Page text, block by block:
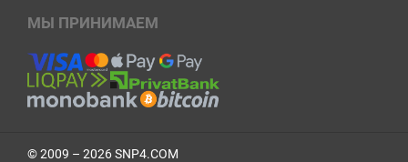
МЫ ПРИНИМАЕМ
© 2009 – 2026 SNP4.COM